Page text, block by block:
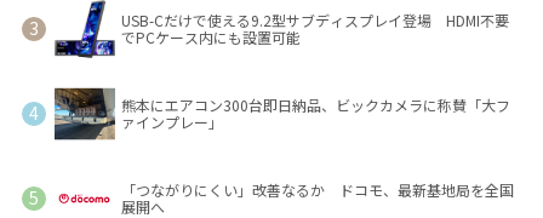
USB-Cだけで使える9.2型サブディスプレイ登場 HDMI不要
でPCケース内にも設置可能
熊本にエアコン300台即日納品、ビックカメラに称賛「大フ
ァインプレー」
「つながりにくい」改善なるか ドコモ、最新基地局を全国
展開へ